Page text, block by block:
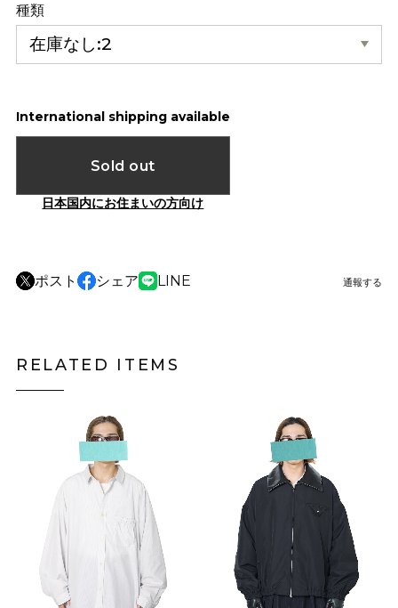
種類
International shipping available
Sold out
日本国内にお住まいの方向け
ポスト シェア LINE 通報する
RELATED ITEMS